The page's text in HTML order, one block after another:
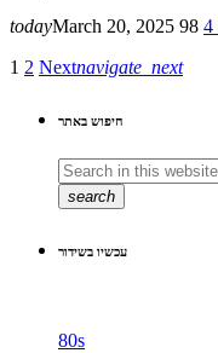
todayMarch 20, 2025 98 4
1 2 Nextnavigate_next
חיפוש באתר
search
עכשיו בשידור
80s